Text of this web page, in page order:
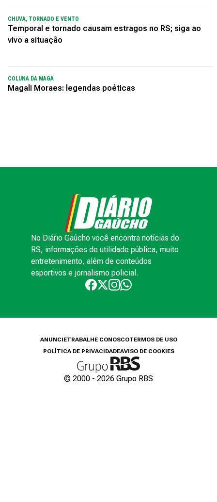
CHUVA, TORNADO E VENTO
Temporal e tornado causam estragos no RS; siga ao
vivo a situação
COLUNA DA MAGA
Magali Moraes: legendas poéticas
No Diário Gaúcho você encontra notícias do
RS, informações de utilidade pública, muito
entretenimento, além de conteúdos
esportivos e jornalismo policial.
ANUNCIETRABALHE CONOSCOTERMOS DE USO
POLÍTICA DE PRIVACIDADEAVISO DE COOKIES
© 2000 - 2026 Grupo RBS